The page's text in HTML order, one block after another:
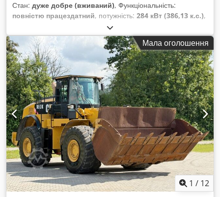
Стан: дуже добре (вживаний), Функціональність:
повністю працездатний, потужність: 284 кВт (386,13 к.с.),
, максимальна вага навантаження:
Рік виготовлення:2007, номер машини/транспортного
засобу:CAT00735JB1N00920, Машина повністю
працездатна. Djdeylw Nxspfx Acqeck
Мала оголошення
1 / 12